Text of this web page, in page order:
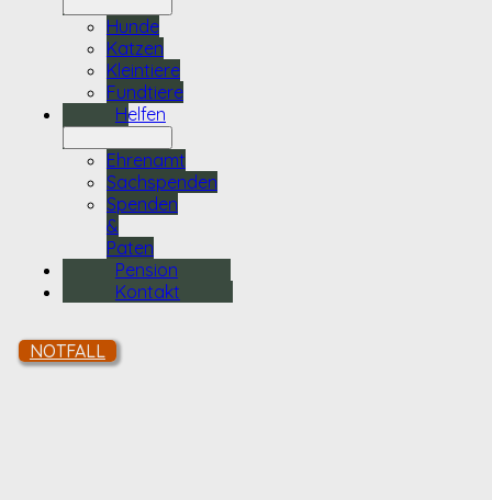
Hunde
Katzen
Kleintiere
Fundtiere
Helfen
Ehrenamt
Sachspenden
Spenden
&
Paten
Pension
Kontakt
NOTFALL